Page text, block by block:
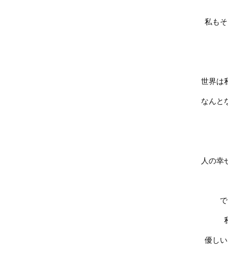
私も
世界は
なんと
人の幸
優し